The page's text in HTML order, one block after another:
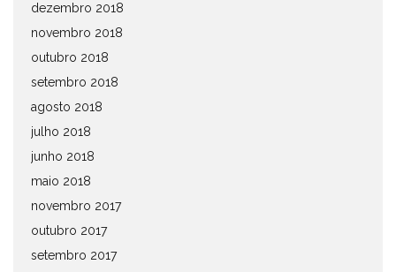
dezembro 2018
novembro 2018
outubro 2018
setembro 2018
agosto 2018
julho 2018
junho 2018
maio 2018
novembro 2017
outubro 2017
setembro 2017